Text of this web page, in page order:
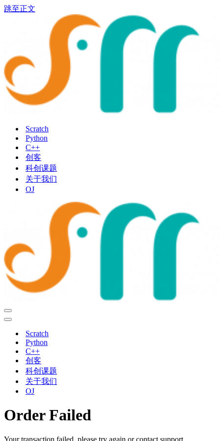
跳至正文
Scratch
Python
C++
创客
科创课题
关于我们
OJ
导
航
导
Scratch
Python
C++
创客
科创课题
关于我们
OJ
Order Failed
Your transaction failed, please try again or contact support.